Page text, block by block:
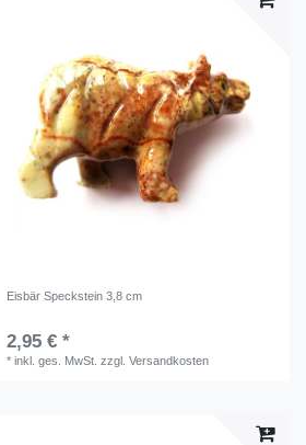
Eisbär Speckstein 3,8 cm
2,95 € *
*inkl. ges. MwSt. zzgl.Versandkosten